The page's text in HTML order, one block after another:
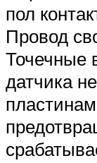
пол
Провод
Точечные
датчика